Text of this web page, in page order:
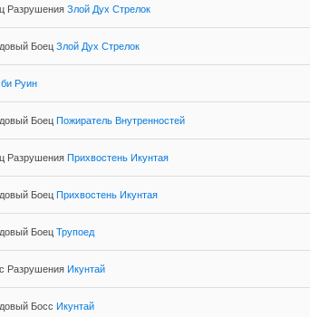
Разрушения Злой Дух Стрелок
Боец Злой Дух Стрелок
Руин
Боец Пожиратель Внутренностей
Разрушения Прихвостень Икунтая
Боец Прихвостень Икунтая
Боец Трупоед
Разрушения Икунтай
Босс Икунтай